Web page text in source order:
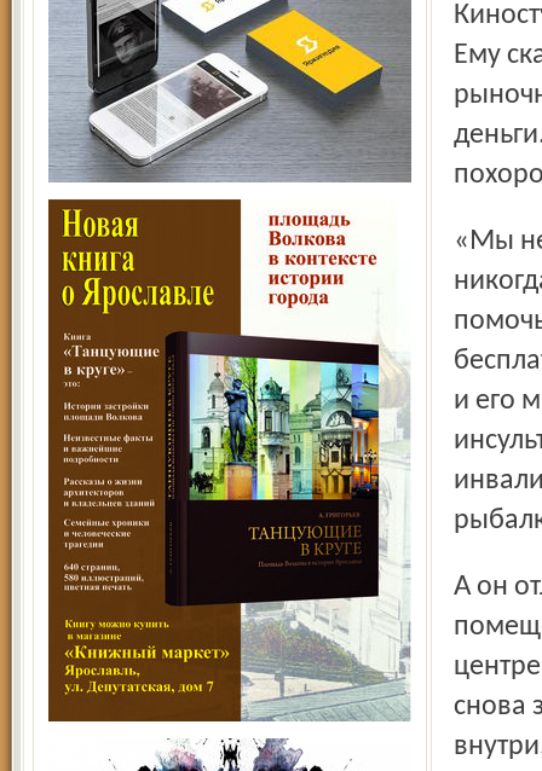
Ему
«Мы не пошли. В основе нашей идеи никакой коммерции
и его
А он отлежался, подлечился и сумел пробить вопрос о
снова